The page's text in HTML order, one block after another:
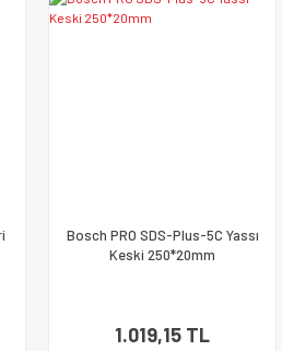
Bosch PRO SDS-Plus-5C Yassı
Keski 250*20mm
1.019,15 TL